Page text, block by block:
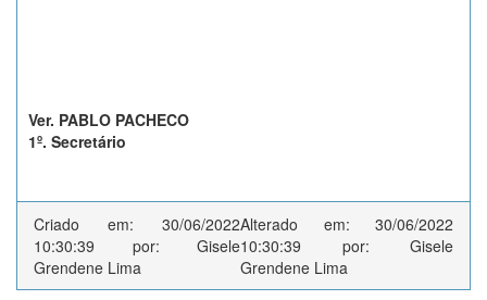
Ver. PABLO PACHECO
1º. Secretário
Criado em: 30/06/2022
10:30:39 por: Gisele
Grendene Lima
Alterado em: 30/06/2022
10:30:39 por: Gisele
Grendene Lima